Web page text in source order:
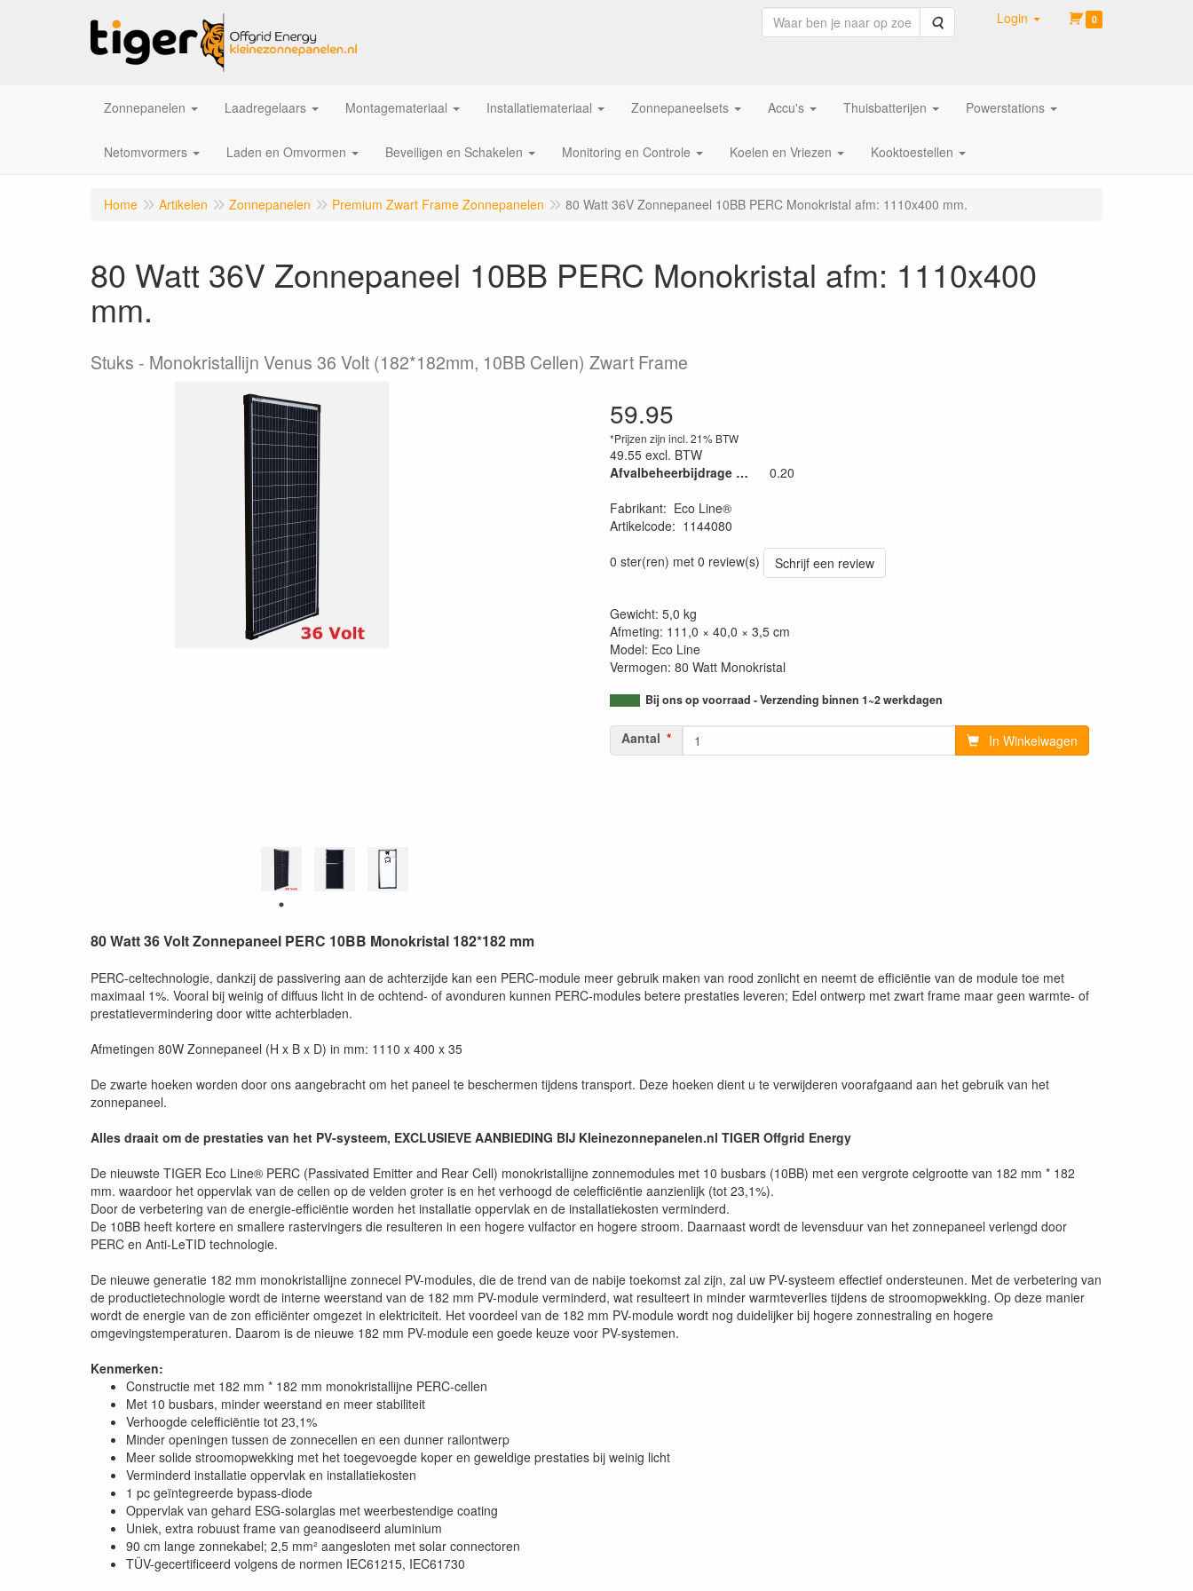
Zoeken Login 0
Zonnepanelen Laadregelaars Montagemateriaal Installatiemateriaal Zonnepaneelsets Accu's Thuisbatterijen Powerstations
Netomvormers Laden en Omvormen Beveiligen en Schakelen Monitoring en Controle Koelen en Vriezen Kooktoestellen
Home Artikelen Zonnepanelen Premium Zwart Frame Zonnepanelen 80 Watt 36V Zonnepaneel 10BB PERC Monokristal afm: 1110x400 mm.
80 Watt 36V Zonnepaneel 10BB PERC Monokristal afm: 1110x400
mm.
Stuks Monokristallijn Venus 36 Volt (182*182mm, 10BB Cellen) Zwart Frame
59.95
*Prijzen zijn incl. 21% BTW
49.55 excl. BTW
Afvalbeheerbijdrage €. 0,04/kg
0.20
Fabrikant: Eco Line®
Artikelcode: 1144080
0 ster(ren) met 0 review(s)
Schrijf een review
Gewicht: 5,0 kg
Afmeting: 111,0 × 40,0 × 3,5 cm
Model: Eco Line
Vermogen: 80 Watt Monokristal
Bij ons op voorraad - Verzending binnen 1~2 werkdagen
Aantal In Winkelwagen
80 Watt 36 Volt Zonnepaneel PERC 10BB Monokristal 182*182 mm
PERC-celtechnologie, dankzij de passivering aan de achterzijde kan een PERC-module meer gebruik maken van rood zonlicht en neemt de efficiëntie van de module toe met
maximaal 1%. Vooral bij weinig of diffuus licht in de ochtend- of avonduren kunnen PERC-modules betere prestaties leveren; Edel ontwerp met zwart frame maar geen warmte- of
prestatievermindering door witte achterbladen.
Afmetingen 80W Zonnepaneel (H x B x D) in mm: 1110 x 400 x 35
De zwarte hoeken worden door ons aangebracht om het paneel te beschermen tijdens transport. Deze hoeken dient u te verwijderen voorafgaand aan het gebruik van het
zonnepaneel.
Alles draait om de prestaties van het PV-systeem, EXCLUSIEVE AANBIEDING BIJ Kleinezonnepanelen.nl TIGER Offgrid Energy
De nieuwste TIGER Eco Line® PERC (Passivated Emitter and Rear Cell) monokristallijne zonnemodules met 10 busbars (10BB) met een vergrote celgrootte van 182 mm * 182
mm. waardoor het oppervlak van de cellen op de velden groter is en het verhoogd de celefficiëntie aanzienlijk (tot 23,1%).
Door de verbetering van de energie-efficiëntie worden het installatie oppervlak en de installatiekosten verminderd.
De 10BB heeft kortere en smallere rastervingers die resulteren in een hogere vulfactor en hogere stroom. Daarnaast wordt de levensduur van het zonnepaneel verlengd door
PERC en Anti-LeTID technologie.
De nieuwe generatie 182 mm monokristallijne zonnecel PV-modules, die de trend van de nabije toekomst zal zijn, zal uw PV-systeem effectief ondersteunen. Met de verbetering van
de productietechnologie wordt de interne weerstand van de 182 mm PV-module verminderd, wat resulteert in minder warmteverlies tijdens de stroomopwekking. Op deze manier
wordt de energie van de zon efficiënter omgezet in elektriciteit. Het voordeel van de 182 mm PV-module wordt nog duidelijker bij hogere zonnestraling en hogere
omgevingstemperaturen. Daarom is de nieuwe 182 mm PV-module een goede keuze voor PV-systemen.
Kenmerken:
Constructie met 182 mm * 182 mm monokristallijne PERC-cellen
Met 10 busbars, minder weerstand en meer stabiliteit
Verhoogde celefficiëntie tot 23,1%
Minder openingen tussen de zonnecellen en een dunner railontwerp
Meer solide stroomopwekking met het toegevoegde koper en geweldige prestaties bij weinig licht
Verminderd installatie oppervlak en installatiekosten
1 pc geïntegreerde bypass-diode
Oppervlak van gehard ESG-solarglas met weerbestendige coating
Uniek, extra robuust frame van geanodiseerd aluminium
90 cm lange zonnekabel; 2,5 mm² aangesloten met solar connectoren
TÜV-gecertificeerd volgens de normen IEC61215, IEC61730